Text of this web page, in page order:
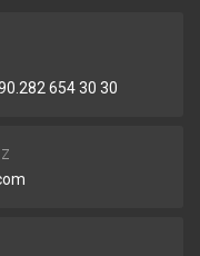
654 30 30